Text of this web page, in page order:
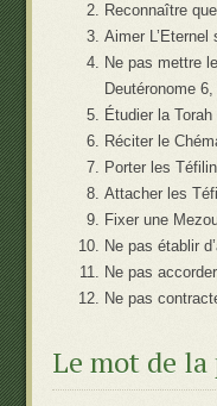
Reconnaître
Aimer
Ne pas mettre
Deutéronome 6,
Étudier la
Réciter le
Porter les
Attacher les
Fixer une
Ne pas établir
Ne pas
Ne pas
Le mot de la